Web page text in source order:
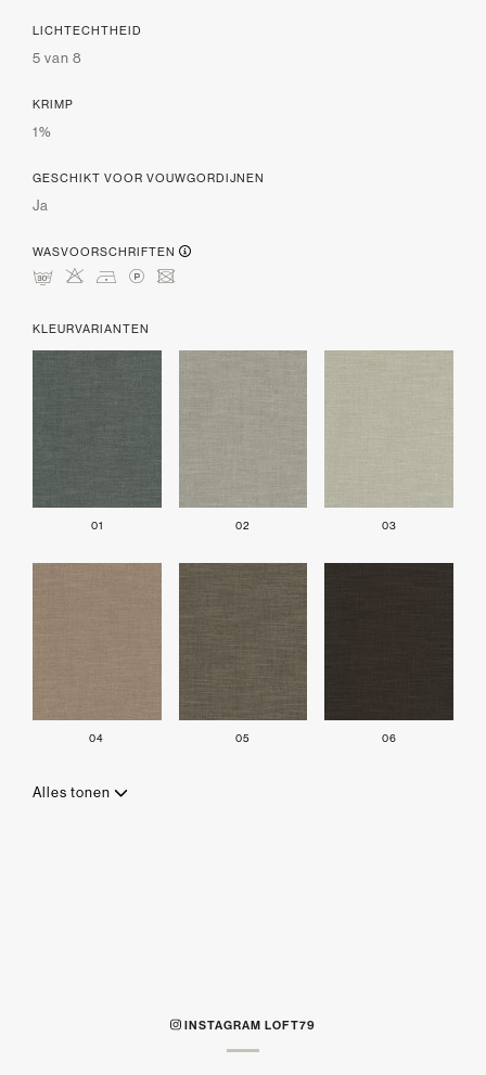
LICHTECHTHEID
5 van 8
KRIMP
1%
GESCHIKT VOOR VOUWGORDIJNEN
Ja
WASVOORSCHRIFTEN
mHDLU
KLEURVARIANTEN
01 02 03
04 05 06
Alles tonen
INSTAGRAM LOFT79